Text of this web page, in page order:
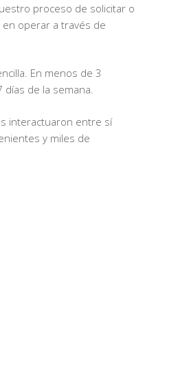
proceso de solicitar o
operar a través de
En menos de 3
de la semana.
interactuaron entre sí
y miles de